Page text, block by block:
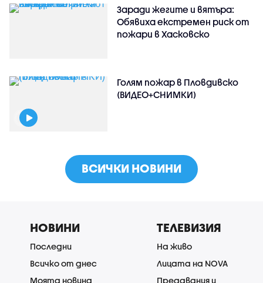
Заради жегите и вятъра:
Обявиха екстремен риск от
пожари в Хасковско
Голям пожар в Пловдивско
(ВИДЕО+СНИМКИ)
ВСИЧКИ НОВИНИ
НОВИНИ
Последни
Всичко от днес
Моята новина
ТЕЛЕВИЗИЯ
На живо
Лицата на NOVA
Предавания и